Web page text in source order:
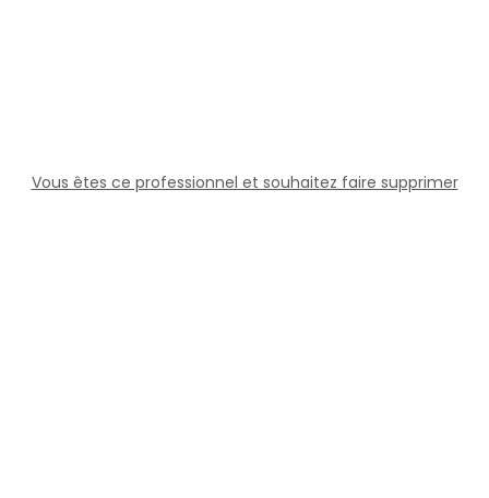
Vous êtes ce professionnel et souhaitez faire supprimer